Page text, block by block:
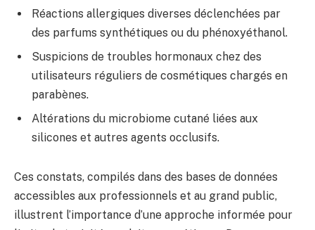
Réactions allergiques diverses déclenchées par
des parfums synthétiques ou du phénoxyéthanol.
Suspicions de troubles hormonaux chez des
utilisateurs réguliers de cosmétiques chargés en
parabènes.
Altérations du microbiome cutané liées aux
silicones et autres agents occlusifs.
Ces constats, compilés dans des bases de données
accessibles aux professionnels et au grand public,
illustrent l’importance d’une approche informée pour